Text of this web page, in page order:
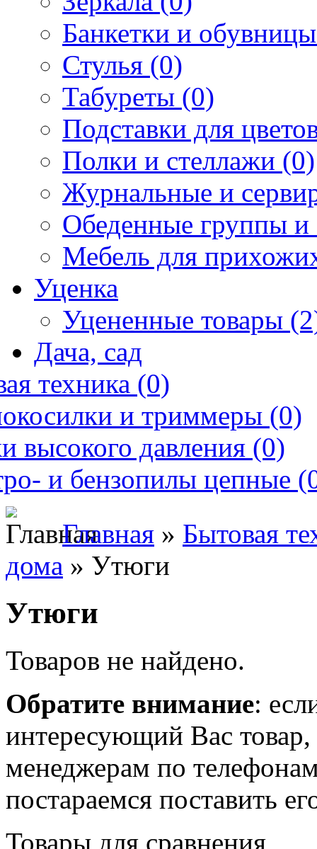
Банкетки и
Стулья (0)
Табуреты (0)
Подставки для
Полки и стеллажи (0)
Журнальные и
Обеденные группы и
Мебель для
Уценка
Уцененные товары
Дача, сад
техника (0)
и триммеры (0)
высокого давления (0)
и бензопилы цепные
Главная » Бытовая
дома » Утюги
Утюги
Товаров не найдено.
Обратите внимание:
интересующий Вас
менеджерам по
постараемся поставить
Товары для сравнения